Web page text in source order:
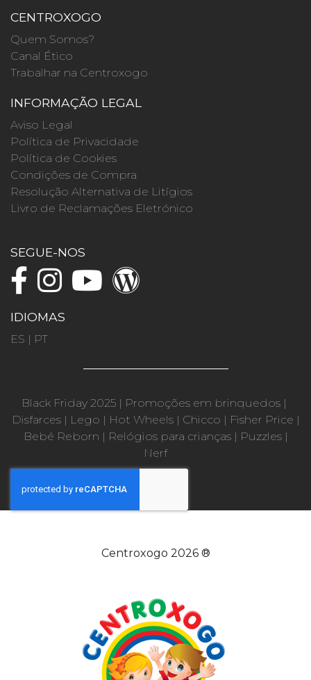
CENTROXOGO
Quem Somos?
Canal Ético
Trabalhar na Centroxogo
INFORMAÇÃO LEGAL
Aviso Legal
Política de Privacidade
Política de Cookies
Condições de Compra
Resolução Alternativa de Litígios
Livro de Reclamações Eletrónico
SEGUE-NOS
IDIOMAS
ES | PT
Black Friday 2025 | Promoções em brinquedos |
Disfarces| Lego | Hot Wheels| Chicco | Fisher Price |
Bebé Reborn | Relógios para crianças| Puzzles|
Nerf
Centroxogo 2026 ®